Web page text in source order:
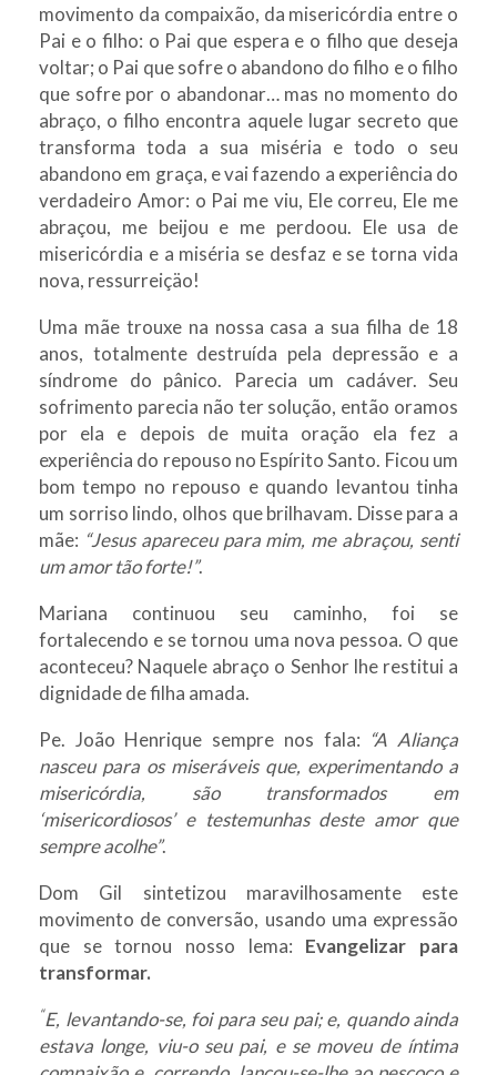
movimento da compaixão, da misericórdia entre o
Pai e o filho: o Pai que espera e o filho que deseja
voltar; o Pai que sofre o abandono do filho e o filho
que sofre por o abandonar… mas no momento do
abraço, o filho encontra aquele lugar secreto que
transforma toda a sua miséria e todo o seu
abandono em graça, e vai fazendo a experiência do
verdadeiro Amor: o Pai me viu, Ele correu, Ele me
abraçou, me beijou e me perdoou. Ele usa de
misericórdia e a miséria se desfaz e se torna vida
nova, ressurreiçäo!
Uma mãe trouxe na nossa casa a sua filha de 18
anos, totalmente destruída pela depressão e a
síndrome do pânico. Parecia um cadáver. Seu
sofrimento parecia não ter solução, então oramos
por ela e depois de muita oração ela fez a
experiência do repouso no Espírito Santo. Ficou um
bom tempo no repouso e quando levantou tinha
um sorriso lindo, olhos que brilhavam. Disse para a
mãe: “Jesus apareceu para mim, me abraçou, senti
um amor tão forte!”.
Mariana continuou seu caminho, foi se
fortalecendo e se tornou uma nova pessoa. O que
aconteceu? Naquele abraço o Senhor lhe restitui a
dignidade de filha amada.
Pe. João Henrique sempre nos fala: “A Aliança
nasceu para os miseráveis que, experimentando a
misericórdia, são transformados em
‘misericordiosos’ e testemunhas deste amor que
sempre acolhe”.
Dom Gil sintetizou maravilhosamente este
movimento de conversão, usando uma expressão
que se tornou nosso lema: Evangelizar para
transformar.
“E, levantando-se, foi para seu pai; e, quando ainda
estava longe, viu-o seu pai, e se moveu de íntima